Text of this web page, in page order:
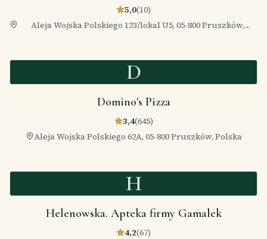
5,0(10)
Aleja Wojska Polskiego 123/lokal U5, 05-800 Pruszków,
D
Domino's Pizza
3,4(645)
Aleja Wojska Polskiego 62A, 05-800 Pruszków, Polska
H
Helenowska. Apteka firmy Gamalek
4,2(67)